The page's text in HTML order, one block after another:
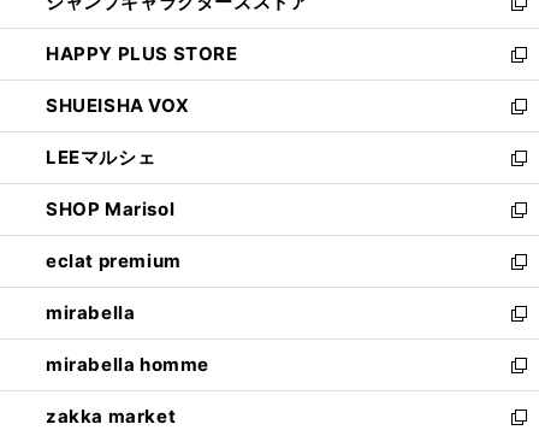
ィ
ン
ド
ウ
で
開
く
い
ウ
ィ
ン
ド
ウ
で
開
く
新
し
い
ウ
ィ
ン
ド
ウ
で
開
く
HAPPY PLUS STORE
新
し
い
ウ
ィ
ン
ド
ウ
で
開
く
SHUEISHA VOX
新
し
い
ウ
ィ
ン
ド
ウ
で
開
く
LEEマルシェ
新
し
い
ウ
ィ
ン
ド
ウ
で
開
く
SHOP Marisol
新
し
い
ウ
ィ
ン
ド
ウ
で
eclat premium
新
し
い
ウ
ィ
ン
ド
mirabella
新
し
い
ウ
ィ
mirabella homme
新
し
い
zakka market 新